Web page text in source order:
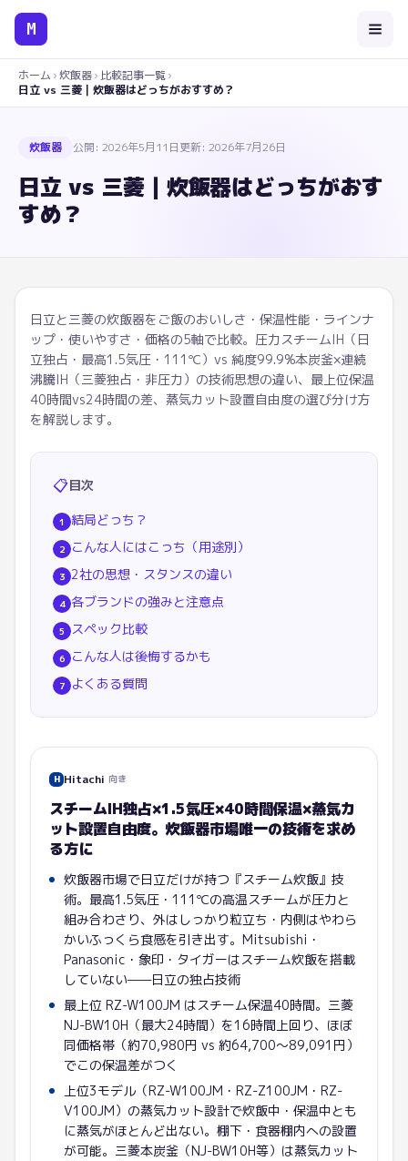
M
ホーム ›炊飯器› 比較記事一覧›
日立 vs 三菱｜炊飯器はどっちがおすすめ？
炊飯器 公開: 2026年5月11日更新: 2026年7月26日
日立 vs 三菱｜炊飯器はどっちがおす
すめ？
日立と三菱の炊飯器をご飯のおいしさ・保温性能・ラインナ
ップ・使いやすさ・価格の5軸で比較。圧力スチームIH（日
立独占・最高1.5気圧・111℃）vs 純度99.9%本炭釜×連続
沸騰IH（三菱独占・非圧力）の技術思想の違い、最上位保温
40時間vs24時間の差、蒸気カット設置自由度の選び分け方
を解説します。
📋目次
1 結局どっち？
2 こんな人にはこっち（用途別）
3 2社の思想・スタンスの違い
4 各ブランドの強みと注意点
5 スペック比較
6 こんな人は後悔するかも
7 よくある質問
H Hitachi 向き
スチームIH独占×1.5気圧×40時間保温×蒸気カ
ット設置自由度。炊飯器市場唯一の技術を求め
る方に
炊飯器市場で日立だけが持つ『スチーム炊飯』技
術。最高1.5気圧・111℃の高温スチームが圧力と
組み合わさり、外はしっかり粒立ち・内側はやわら
かいふっくら食感を引き出す。Mitsubishi・
Panasonic・象印・タイガーはスチーム炊飯を搭載
していない——日立の独占技術
最上位 RZ-W100JM はスチーム保温40時間。三菱
NJ-BW10H（最大24時間）を16時間上回り、ほぼ
同価格帯（約70,980円 vs 約64,700〜89,091円）
でこの保温差がつく
上位3モデル（RZ-W100JM・RZ-Z100JM・RZ-
V100JM）の蒸気カット設計で炊飯中・保温中とも
に蒸気がほとんど出ない。棚下・食器棚内への設置
が可能。三菱本炭釜（NJ-BW10H等）は蒸気カット